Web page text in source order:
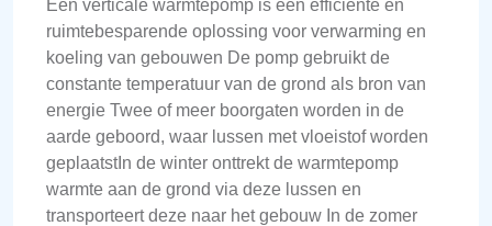
Een verticale warmtepomp is een efficiënte en
ruimtebesparende oplossing voor verwarming en
koeling van gebouwen De pomp gebruikt de
constante temperatuur van de grond als bron van
energie Twee of meer boorgaten worden in de
aarde geboord, waar lussen met vloeistof worden
geplaatstIn de winter onttrekt de warmtepomp
warmte aan de grond via deze lussen en
transporteert deze naar het gebouw In de zomer